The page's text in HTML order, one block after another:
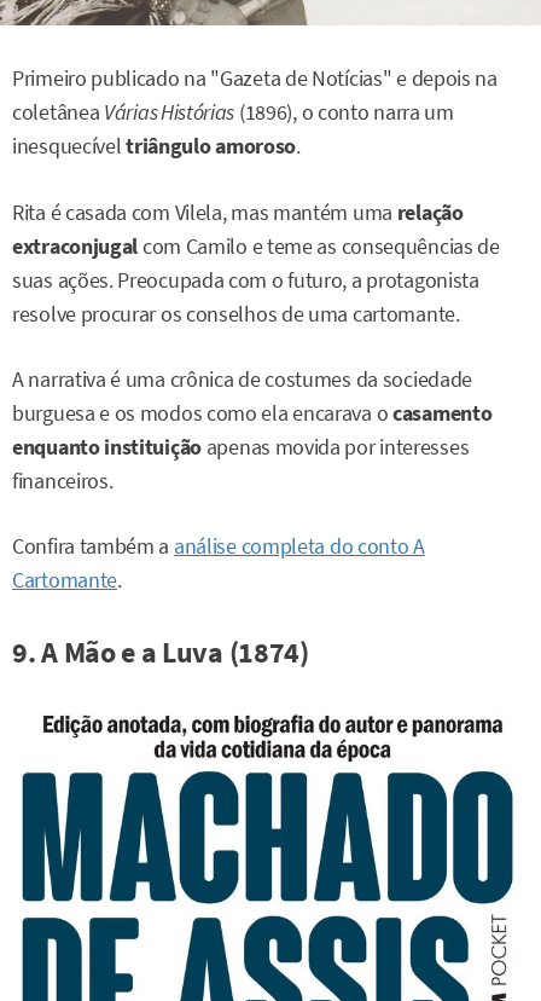
Primeiro publicado na "Gazeta de Notícias" e depois na
coletânea Várias Histórias (1896), o conto narra um
inesquecíveltriângulo amoroso.
Rita é casada com Vilela, mas mantém uma relação
extraconjugalcom Camilo e teme as consequências de
suas ações. Preocupada com o futuro, a protagonista
resolve procurar os conselhos de uma cartomante.
A narrativa é uma crônica de costumes da sociedade
burguesa e os modos como ela encarava ocasamento
enquanto instituição apenas movida por interesses
financeiros.
Confira também a análise completa do conto A
Cartomante.
9. A Mão e a Luva (1874)